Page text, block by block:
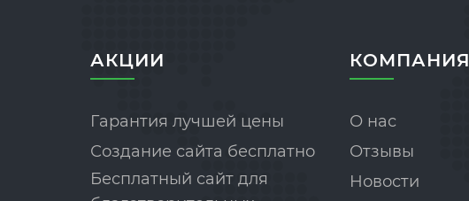
АКЦИИ
Гарантия лучшей цены
Создание сайта бесплатно
Бесплатный сайт для
КОМПАНИЯ
О нас
Отзывы
Новости